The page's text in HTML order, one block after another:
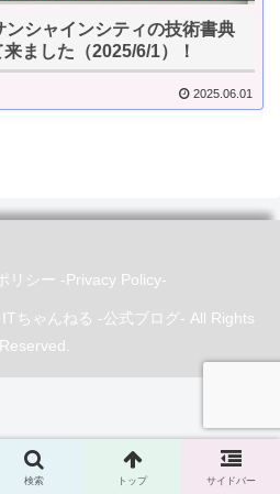
ンシャインシティの技術書典
ました（2025/6/1）！
2025.06.01
リシー -Privacy Policy-
ちゃんねる -公式ブログ- All Rights
Reserved.
検索 トップ サイドバー